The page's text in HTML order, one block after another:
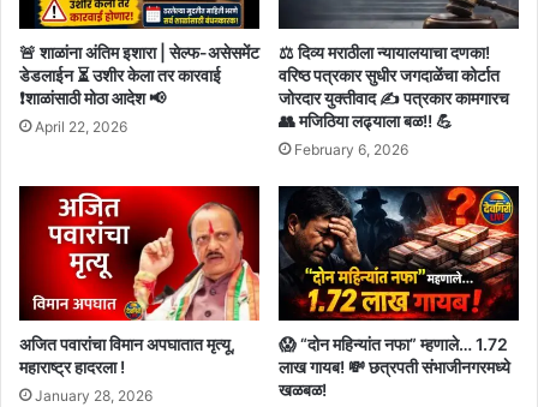
🚨 शाळांना अंतिम इशारा | सेल्फ-असेसमेंट
डेडलाईन ⏳ उशीर केला तर कारवाई
❗शाळांसाठी मोठा आदेश 📢
April 22, 2026
⚖️ दिव्य मराठीला न्यायालयाचा दणका!
वरिष्ठ पत्रकार सुधीर जगदाळेंचा कोर्टात
जोरदार युक्तीवाद ✍️ पत्रकार कामगारच
👥 मजिठिया लढ्याला बळ!! 💪
February 6, 2026
अजित पवारांचा विमान अपघातात मृत्यू,
महाराष्ट्र हादरला !
January 28, 2026
😱 “दोन महिन्यांत नफा” म्हणाले… 1.72
लाख गायब! 💸 छत्रपती संभाजीनगरमध्ये
खळबळ!